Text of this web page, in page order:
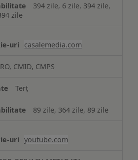
394 zile, 6 zile, 394 zile,
zile
casalemedia.com
CMID, CMPS
Terț
89 zile, 364 zile, 89 zile
youtube.com